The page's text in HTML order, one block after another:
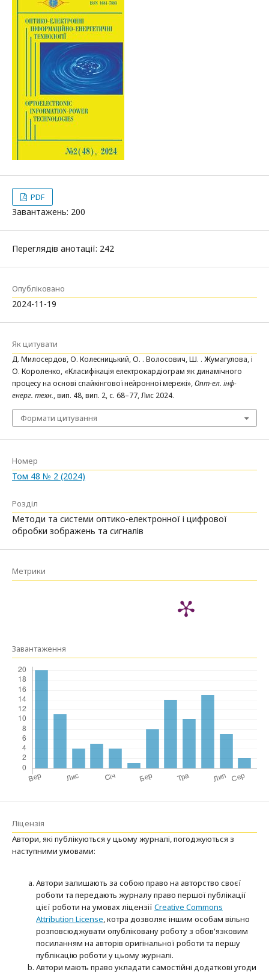
PDF
Завантажень: 200
Переглядів анотації: 242
Опубліковано
2024-11-19
Як цитувати
Д. Милосердов, О. Колесницький, О. . Волосович, Ш. . Жумагулова, і
О. Короленко, «Класифікація електрокардіограм як динамічного
процесу на основі спайкінгової нейронної мережі»,Опт-ел. інф-
енерг. техн., вип. 48, вип. 2, с. 68–77, Лис 2024.
Формати цитування
Номер
Том 48 № 2 (2024)
Розділ
Методи та системи оптико-електронної і цифрової
обробки зображень та сигналів
Метрики
Завантаження
Ліцензія
Автори, які публікуються у цьому журналі, погоджуються з
наступними умовами:
Автори залишають за собою право на авторство своєї
роботи та передають журналу право першої публікації
цієї роботи на умовах ліцензії Creative Commons
Attribution License, котра дозволяє іншим особам вільно
розповсюджувати опубліковану роботу з обов'язковим
посиланням на авторів оригінальної роботи та першу
публікацію роботи у цьому журналі.
Автори мають право укладати самостійні додаткові угоди